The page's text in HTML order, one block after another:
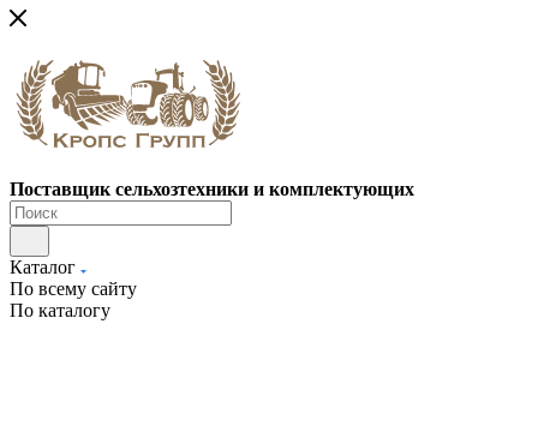
Поставщик сельхозтехники и комплектующих
Каталог
По всему сайту
По каталогу